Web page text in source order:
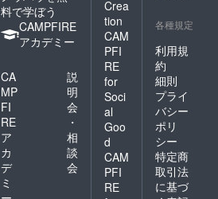
料で学ぼう
CAMPFIRE
アカデミー
CA
MP
FI
RE
ア
カ
デ
ミ
説
明
会
・
相
談
会
Crea
tion
CAM
PFI
RE
for
Soci
al
Goo
d
CAM
PFI
RE
各種規定
利用規
約
細則
プライ
バシー
ポリ
シー
特定商
取引法
に基づ